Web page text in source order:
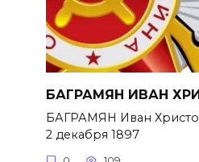
БАГРАМЯН ИВАН
БАГРАМЯН Иван
2 декабря 1897